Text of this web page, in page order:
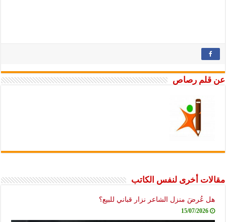
عن قلم رصاص
مقالات أخرى لنفس الكاتب
هل عُرضَ منزل الشاعر نزار قباني للبيع؟
15/07/2026